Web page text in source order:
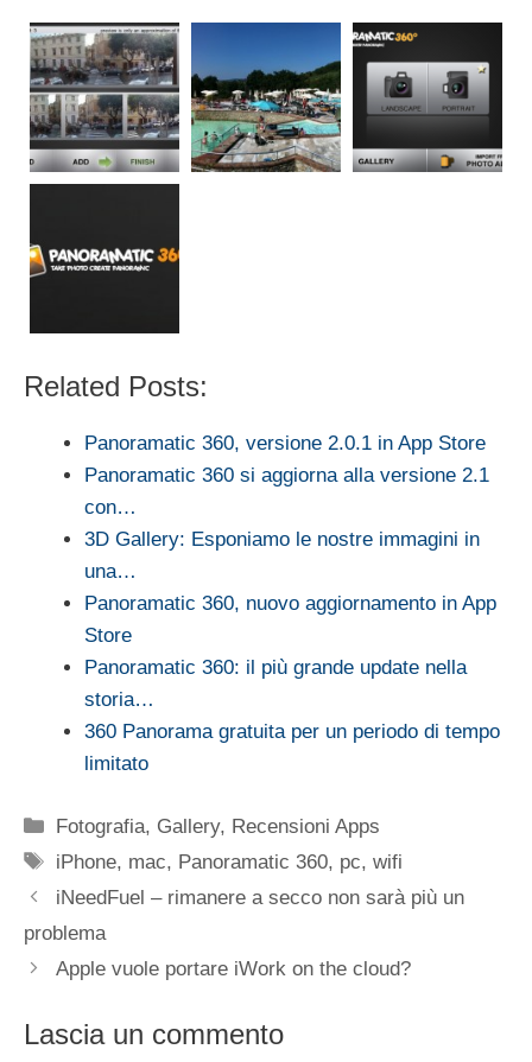
Related Posts:
Panoramatic 360, versione 2.0.1 in App Store
Panoramatic 360 si aggiorna alla versione 2.1
con…
3D Gallery: Esponiamo le nostre immagini in
una…
Panoramatic 360, nuovo aggiornamento in App
Store
Panoramatic 360: il più grande update nella
storia…
360 Panorama gratuita per un periodo di tempo
limitato
Categorie
Fotografia, Gallery, Recensioni Apps
Tag
iPhone, mac, Panoramatic 360, pc,wifi
iNeedFuel – rimanere a secco non sarà più un
problema
Apple vuole portare iWork on the cloud?
Lascia un commento